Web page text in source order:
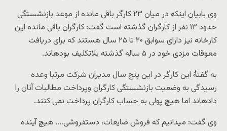
وی بابیان اینکه در میان ۲۳ کارگر باقی مانده از موعد بازنشستگی
حدود ۱۳ نفر از کارگران گذشته است گفت: کارگران باقی مانده این
کارخانه نیز دارای سوابق ۲۰ تا ۲۵ سال هستند که برای دریافت
معوقات مزدی خود در ۵ ساله گذشته بلاتکلیف بودهاند.
به گفتهٔ این کارگر در این پنج سال مدیران شرکت مرتبا وعده
رسیدگی به وضعیت بازنشستگی کارگران وپرداخت مطالبات آنان را
دادهاند اما هیچ پولی به حساب کارگران پرداخت نمی کنند.
وی گفت: میدانیم که فروش ضایعات، دستفروشی…. هیچ آینده